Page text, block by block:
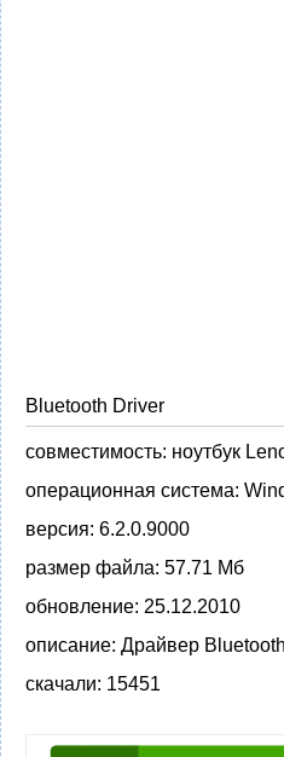
Bluetooth Driver
совместимость: ноутбук
операционная система:
версия: 6.2.0.9000
размер файла: 57.71 Мб
обновление: 25.12.2010
описание: Драйвер
скачали: 15451